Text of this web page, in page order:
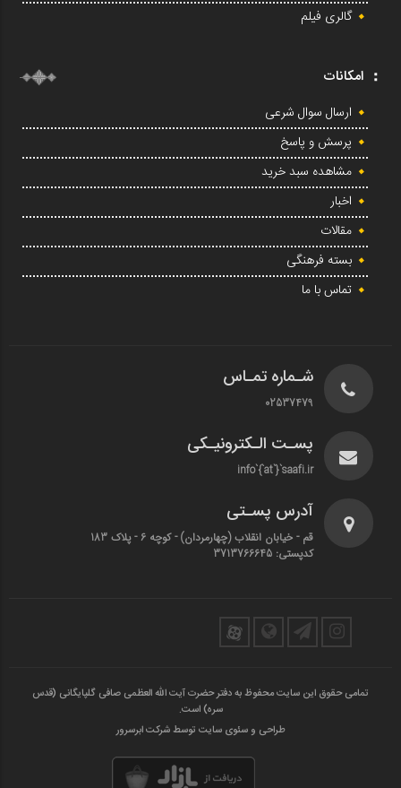
گالری فیلم
امکانات
ارسال سوال شرعی
پرسش و پاسخ
مشاهده سبد خرید
اخبار
مقالات
بسته فرهنگی
تماس با ما
شـماره تمـاس
02537479
پسـت الـکترونیـکی
info`{`at`}`saafi.ir
آدرس پسـتی
قم - خیابان انقلاب (چهارمردان)‌ - کوچه 6 - پلاک 183
کدپستی: 3713766645
تمامی حقوق این سایت محفوظ به دفتر حضرت آیت الله العظمی صافی گلپایگانی (قدس
سره) است.
طراحی و سئوی سایت توسط شرکت ابرسرور